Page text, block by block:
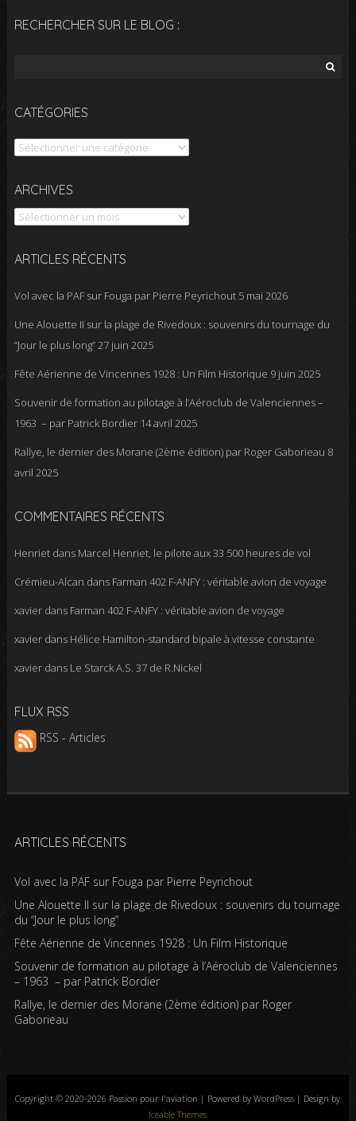
RECHERCHER SUR LE BLOG :
CATÉGORIES
Catégories
ARCHIVES
Archives
ARTICLES RÉCENTS
Vol avec la PAF sur Fouga par Pierre Peyrichout 5 mai 2026
Une Alouette II sur la plage de Rivedoux : souvenirs du tournage du
“Jour le plus long”27 juin 2025
Fête Aérienne de Vincennes 1928 : Un Film Historique 9 juin 2025
Souvenir de formation au pilotage à l’Aéroclub de Valenciennes –
1963 – par Patrick Bordier 14 avril 2025
Rallye, le dernier des Morane (2ème édition) par Roger Gaborieau 8
avril 2025
COMMENTAIRES RÉCENTS
Henrietdans Marcel Henriet, le pilote aux 33 500 heures de vol
Crémieu-Alcan dans Farman 402 F-ANFY : véritable avion de voyage
xavierdans Farman 402 F-ANFY : véritable avion de voyage
xavierdans Hélice Hamilton-standard bipale à vitesse constante
xavierdans Le Starck A.S. 37 de R.Nickel
FLUX RSS
RSS - Articles
ARTICLES RÉCENTS
Vol avec la PAF sur Fouga par Pierre Peyrichout
Une Alouette II sur la plage de Rivedoux : souvenirs du tournage
du “Jour le plus long”
Fête Aérienne de Vincennes 1928 : Un Film Historique
Souvenir de formation au pilotage à l’Aéroclub de Valenciennes
– 1963 – par Patrick Bordier
Rallye, le dernier des Morane (2ème édition) par Roger
Gaborieau
Copyright © 2020-2026 Passion pour l'aviation | Powered by WordPress | Design by
Iceable Themes